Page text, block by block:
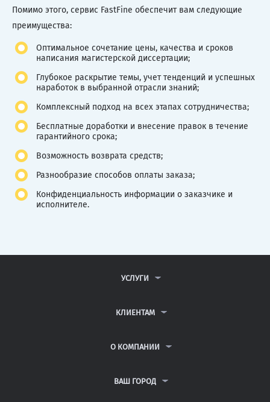
Помимо этого, сервис FastFine обеспечит вам следующие
преимущества:
Оптимальное сочетание цены, качества и сроков
написания магистерской диссертации;
Глубокое раскрытие темы, учет тенденций и успешных
наработок в выбранной отрасли знаний;
Комплексный подход на всех этапах сотрудничества;
Бесплатные доработки и внесение правок в течение
гарантийного срока;
Возможность возврата средств;
Разнообразие способов оплаты заказа;
Конфиденциальность информации о заказчике и
исполнителе.
УСЛУГИ
ДИПЛОМНЫЕ РАБОТЫ
РЕФЕРАТЫ
КЛИЕНТАМ
ВОПРОСЫ И ОТВЕТЫ
ПОЛИТИКА КОНФИДЕНЦИАЛЬНОСТИ
О КОМПАНИИ
КОНТАКТЫ
ВАШ ГОРОД